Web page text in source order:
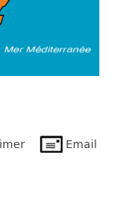
Email